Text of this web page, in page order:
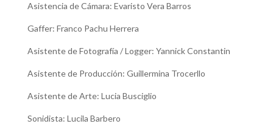
Asistencia de Cámara: Evaristo Vera Barros
Gaffer: Franco Pachu Herrera
Asistente de Fotografía / Logger: Yannick Constantin
Asistente de Producción: Guillermina Trocerllo
Asistente de Arte: Lucia Busciglio
Sonidista: Lucila Barbero